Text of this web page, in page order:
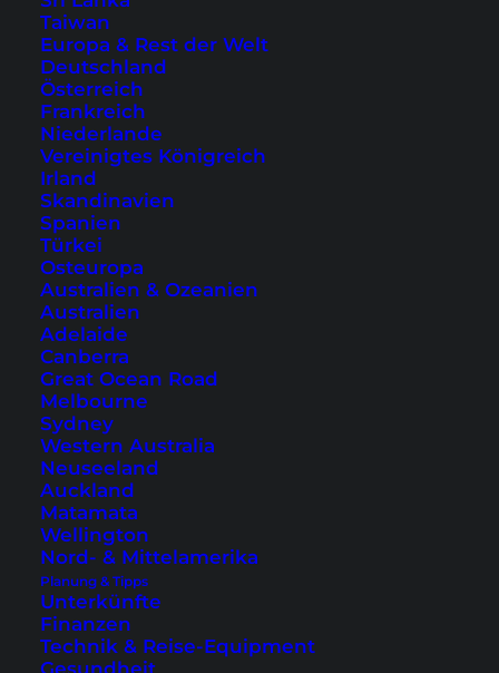
Taiwan
Europa & Rest der Welt
Deutschland
Österreich
Frankreich
Niederlande
Vereinigtes Königreich
Irland
Skandinavien
Spanien
Türkei
Osteuropa
Australien & Ozeanien
Australien
Adelaide
Canberra
Great Ocean Road
Melbourne
Sydney
Western Australia
Neuseeland
Auckland
Matamata
Wellington
Nord- & Mittelamerika
Planung & Tipps
Unterkünfte
Finanzen
Technik & Reise-Equipment
Gesundheit
Bangkok ist immer einen Besuch wert. In
unserem Video aus der thailändischen
Hauptstadt zeigen wir dir, warum sich eine
Reise nach Bangkok lohnt!
Das ibis Phuket Patong –
eine Ruheoase am Patong
Beach
Review des ibis Phuket Hotels am Patong
Beach. Dort geht es etwas ruhiger und